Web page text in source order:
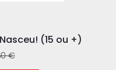
(15 ou +)
€